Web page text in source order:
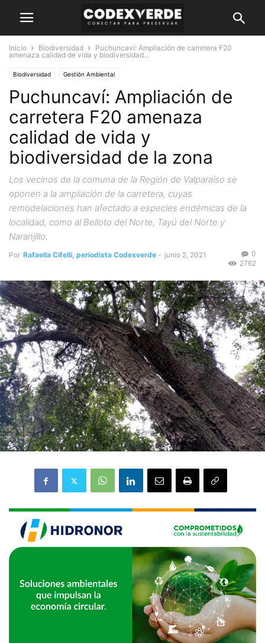
Inicio Biodiversidad
Puchuncaví: Ampliación de carretera F20
amenaza calidad de vida y biodiversidad...
Biodiversidad Gestión Ambiental
Puchuncaví: Ampliación de
carretera F20 amenaza
calidad de vida y
biodiversidad de la zona
Los vecinos de la comuna de la Región de Valparaíso se
oponen a la ampliación de la carretera, cuyas
remodelaciones han afectado a especies endémicas de la
localidad, como al Belloto del Norte, Tayú del Norte y
Naranjillo.
Por Rafaella Cifelli, periodista Codexverde - junio 2, 2021
0
2762